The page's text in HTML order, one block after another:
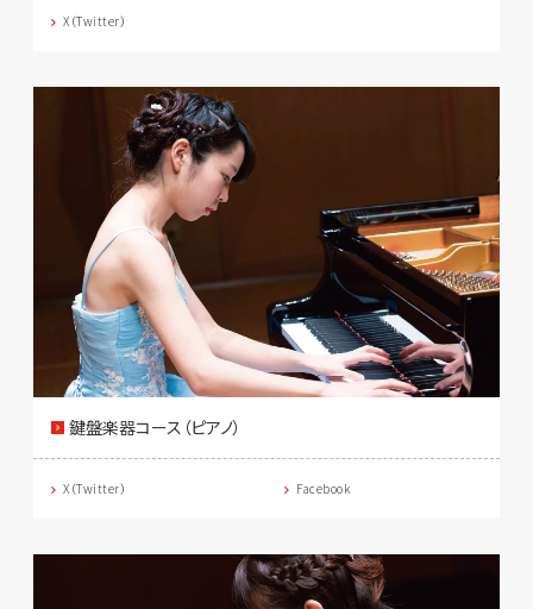
X（Twitter）
鍵盤楽器コース（ピアノ）
X（Twitter） Facebook